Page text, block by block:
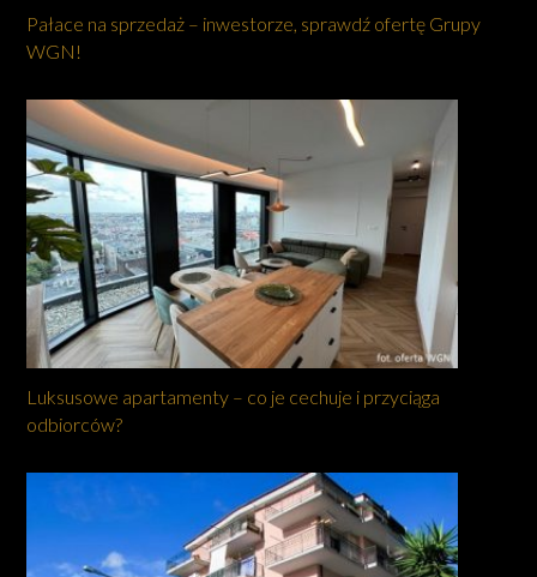
Pałace na sprzedaż – inwestorze, sprawdź ofertę Grupy
WGN!
Luksusowe apartamenty – co je cechuje i przyciąga
odbiorców?